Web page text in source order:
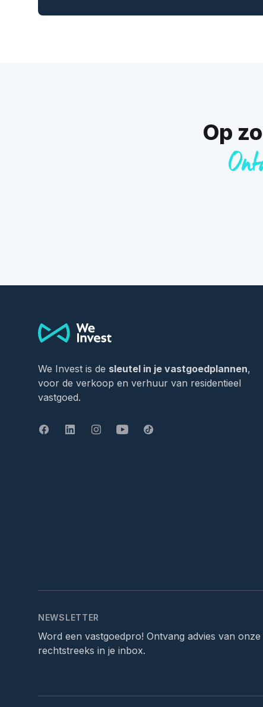
Op
We Invest is de sleutel in je vastgoedplannen,
voor de verkoop en verhuur van residentieel
vastgoed.
NEWSLETTER
Word een vastgoedpro! Ontvang advies van
rechtstreeks in je inbox.